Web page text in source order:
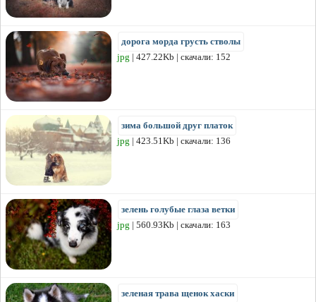
дорога морда грусть стволы
jpg | 427.22Kb | скачали: 152
зима большой друг платок
jpg | 423.51Kb | скачали: 136
зелень голубые глаза ветки
jpg | 560.93Kb | скачали: 163
зеленая трава щенок хаски